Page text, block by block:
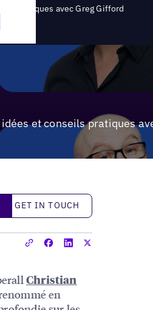
pratiques avec Greg Gifford
et conseils pratiques
in touch
GET IN TOUCH
Christian
en